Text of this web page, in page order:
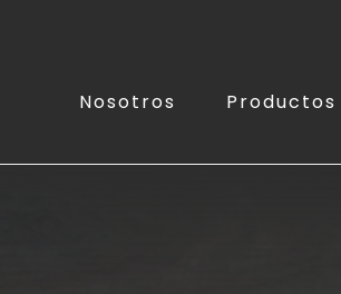
Nosotros Productos